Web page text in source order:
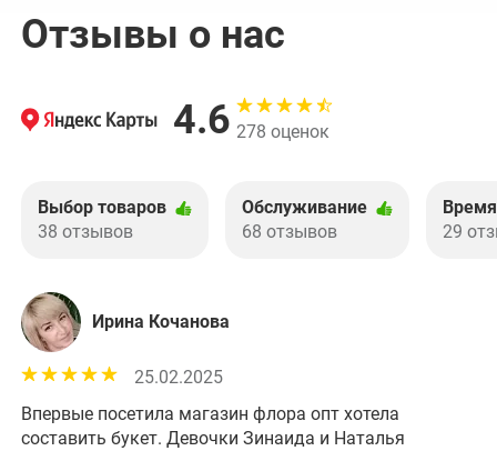
Отзывы о нас
4.6 278 оценок
Выбор товаров
38 отзывов
Обслуживание
68 отзывов
29
Ирина Кочанова
25.02.2025
Впервые посетила магазин флора опт хотела
составить букет. Девочки Зинаида и Наталья